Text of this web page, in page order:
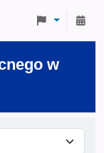
w